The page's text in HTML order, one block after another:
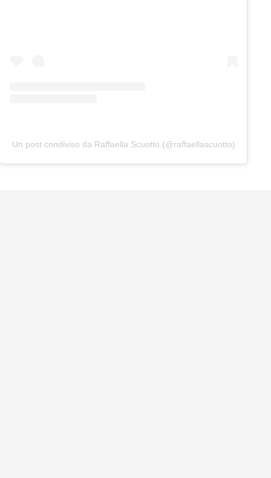
Un post condiviso da Raffaella Scuotto (@raffaellascuotto)